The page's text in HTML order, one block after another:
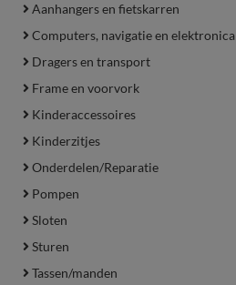
Aanhangers en fietskarren
Computers, navigatie en elektronica
Dragers en transport
Frame en voorvork
Kinderaccessoires
Kinderzitjes
Onderdelen/Reparatie
Pompen
Sloten
Sturen
Tassen/manden